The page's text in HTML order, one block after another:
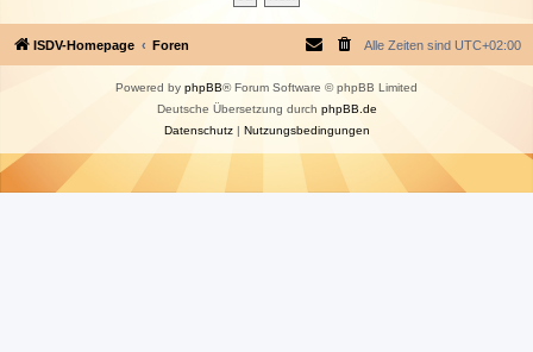
ISDV-Homepage Foren Alle Zeiten sind UTC+02:00
Powered by phpBB® Forum Software © phpBB Limited
Deutsche Übersetzung durch phpBB.de
Datenschutz| Nutzungsbedingungen